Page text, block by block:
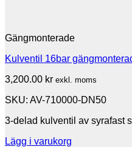
Gängmonterade
Kulventil 16bar
3,200.00 kr exkl. moms
SKU: AV-710000-DN50
3-delad kulventil av syrafast
Lägg i varukorg